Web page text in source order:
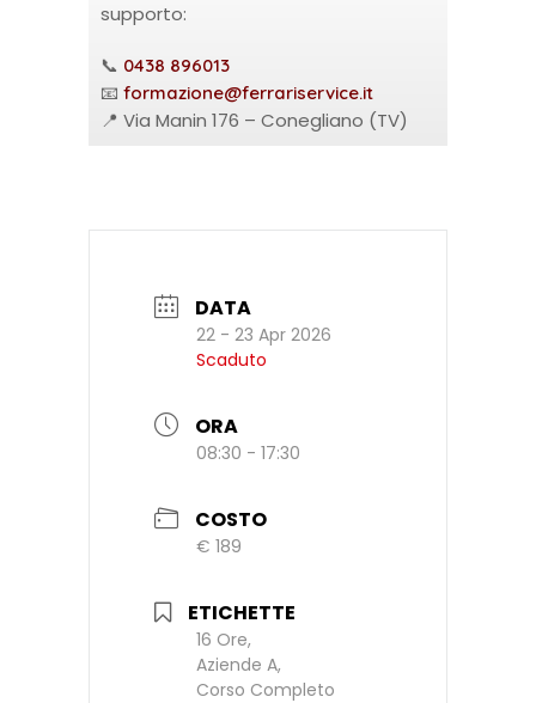
supporto:
📞 0438 896013
📧 formazione@ferrariservice.it
📍 Via Manin 176 – Conegliano (TV)
DATA
22 - 23 Apr 2026
Scaduto
ORA
08:30 - 17:30
COSTO
€ 189
ETICHETTE
16 Ore,
Aziende A,
Corso Completo